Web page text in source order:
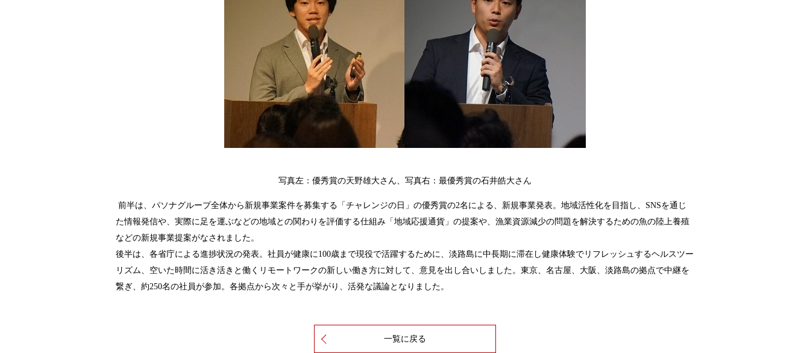
写真左：優秀賞の天野雄大さん、写真右：最優秀賞の石井皓大さん
前半は、パソナグループ全体から新規事業案件を募集する「チャレンジの日」の優秀賞の2名による、新規事業発表。地域活性化を目指し、SNSを通じ
た情報発信や、実際に足を運ぶなどの地域との関わりを評価する仕組み「地域応援通貨」の提案や、漁業資源減少の問題を解決するための魚の陸上養殖
などの新規事業提案がなされました。
後半は、各省庁による進捗状況の発表。社員が健康に100歳まで現役で活躍するために、淡路島に中長期に滞在し健康体験でリフレッシュするヘルスツー
リズム、空いた時間に活き活きと働くリモートワークの新しい働き方に対して、意見を出し合いしました。東京、名古屋、大阪、淡路島の拠点で中継を
繋ぎ、約250名の社員が参加。各拠点から次々と手が挙がり、活発な議論となりました。
一覧に戻る